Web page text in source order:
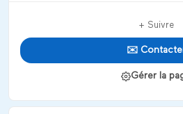
+ Suivre
✉️
Gérer la